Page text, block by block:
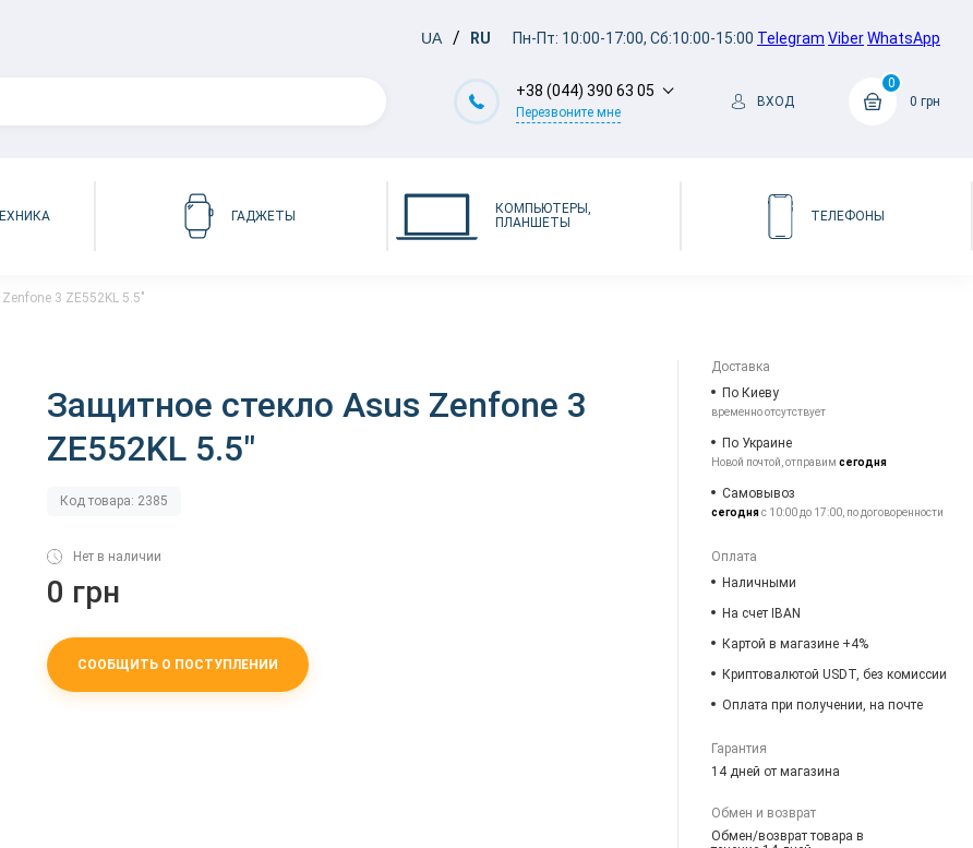
UA RU Пн-Пт: 10:00-17:00, Сб:10:00-15:00 Telegram ViberWhatsApp
+38 (044) 390 63 05
Перезвоните мне
ВХОД
0
0 грн
ГАДЖЕТЫ
КОМПЬЮТЕРЫ,
ПЛАНШЕТЫ
ТЕЛЕФОНЫ
3 ZE552KL 5.5"
Защитное стекло Asus Zenfone 3
ZE552KL 5.5"
Код товара: 2385
Нет в наличии
0 грн
СООБЩИТЬ О ПОСТУПЛЕНИИ
Доставка
По Киеву
временно отсутствует
По Украине
Новой почтой, отправимсегодня
Самовывоз
сегодняс 10:00 до 17:00, по договоренности
Оплата
Наличными
На счет IBAN
Картой в магазине +4%
Криптовалютой USDT, без комиссии
Оплата при получении, на почте
Гарантия
14 дней от магазина
Обмен и возврат
Обмен/возврат товара в